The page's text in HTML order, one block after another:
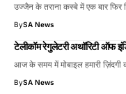
उज्जैन के तराना कस्बे में एक बार
BySA News
टेलीकॉम रेगुलेटरी अथॉरिटी ऑफ
आज के समय में मोबाइल हमारी ज़िंदगी
BySA News